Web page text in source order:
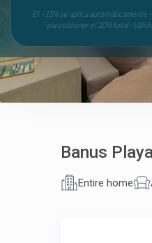
El −15% se aplica automáticamente
para obtener el 20% total ·
Banus
Entire home